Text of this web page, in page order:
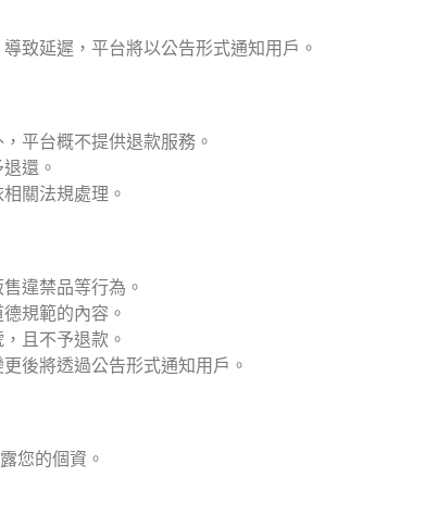
致延遲，平台將以公告形式通知用戶。
平台概不提供退款服務。
還。
關法規處理。
違禁品等行為。
規範的內容。
且不予退款。
後將透過公告形式通知用戶。
您的個資。